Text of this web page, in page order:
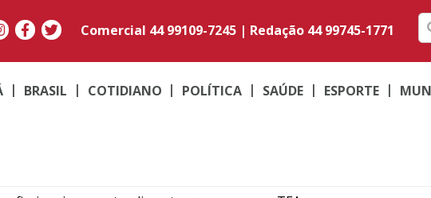
Comercial 44 99109-7245 | Redação 44 99745-1771
BRASIL COTIDIANO POLÍTICA SAÚDE ESPORTE